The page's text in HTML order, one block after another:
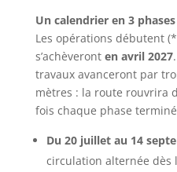
Un calendrier en 3 phases
Les opérations débutent
s’achèveront en avril 2027
travaux avanceront par
mètres : la route rouvrira
fois chaque phase
Du 20 juillet au 14
circulation alternée dès